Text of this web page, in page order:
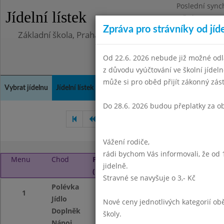
Jídelní lístek
Poslední
Středa
Základní škola, Praha 4, Na Líše 16
Vybrat jídelnu Jídelní lístek Kontakty a informace
Menu Chod
Pondělí 4. 9. 2017
(11:30 - 13:45)
1
Polévka
Jídlo
Bramborový
Doplněk
Zpráva pro strávníky od
Od 22.6. 2026 nebude již možné
z důvodu vyúčtování ve školní
může si pro oběd přijít zákonný
Do 28.6. 2026 budou přeplatky za
Vážení rodiče,
rádi bychom Vás informovali, že od
jidelně.
Stravné se navyšuje o 3,- Kč
Nové ceny jednotlivých kategorií
školy.